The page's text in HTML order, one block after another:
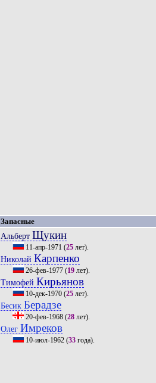
Запасные
Альберт Щукин
11-апр-1971 (25лет).
Николай Карпенко
26-фев-1977(19лет).
Тимофей Кирьянов
10-дек-1970(25лет).
Бесик Берадзе
20-фев-1968(28лет).
Олег Имреков
10-июл-1962(33года).